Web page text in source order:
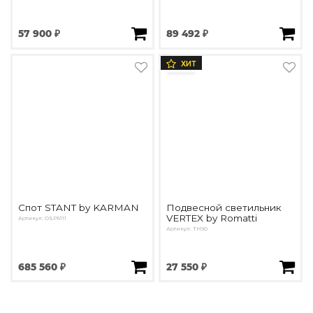
57 900 ₽ 89 492 ₽
Спот STANT by KARMAN
Артикул: OSP5111
685 560 ₽
ХИТ
Подвесной светильник
VERTEX by Romatti
Артикул: TH90
27 550 ₽